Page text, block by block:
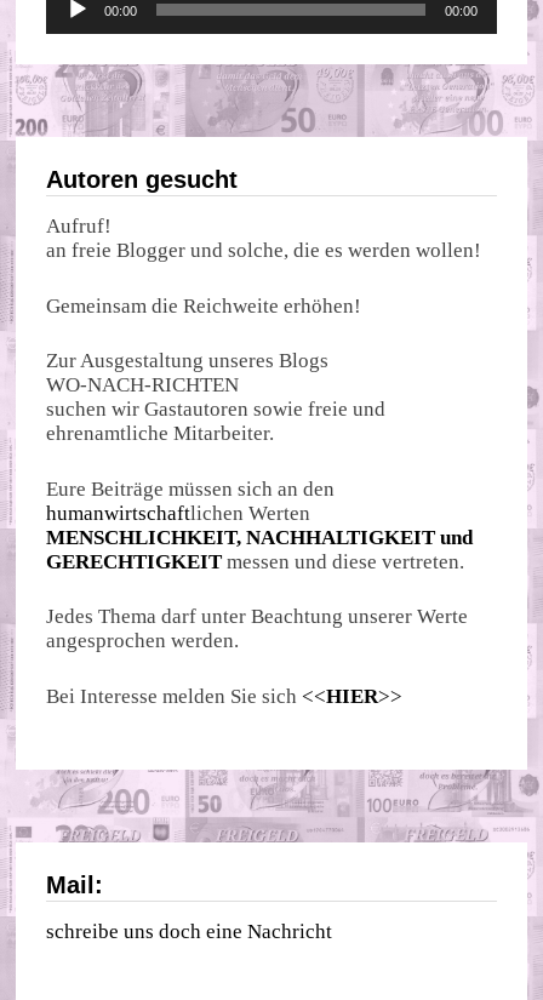
Player
00:00 00:00
Autoren gesucht
Aufruf!
an freie Blogger und solche, die es werden wollen!
Gemeinsam die Reichweite erhöhen!
Zur Ausgestaltung unseres Blogs
WO-NACH-RICHTEN
suchen wir Gastautoren sowie freie und
ehrenamtliche Mitarbeiter.
Eure Beiträge müssen sich an den
humanwirtschaftlichen Werten
MENSCHLICHKEIT, NACHHALTIGKEIT und
GERECHTIGKEIT messen und diese vertreten.
Jedes Thema darf unter Beachtung unserer Werte
angesprochen werden.
Bei Interesse melden Sie sich <<HIER>>
Mail:
schreibe uns doch eine Nachricht